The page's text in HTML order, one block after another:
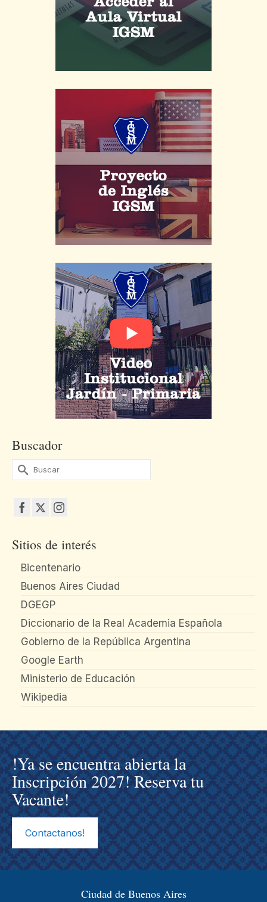
Buscador
Buscar
por:
Sitios de interés
Bicentenario
Buenos Aires Ciudad
DGEGP
Diccionario de la Real Academia Española
Gobierno de la República Argentina
Google Earth
Ministerio de Educación
Wikipedia
!Ya se encuentra abierta la
Inscripción 2027! Reserva tu
Vacante!
Contactanos!
Ciudad de Buenos Aires